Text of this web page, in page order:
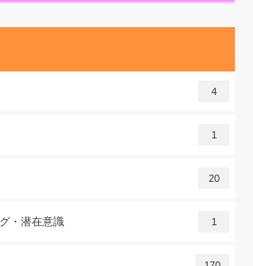
4
1
20
・潜在意識 1